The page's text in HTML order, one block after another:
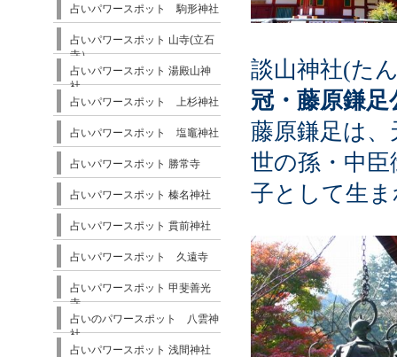
談山神社(た
冠・藤原鎌足
藤原鎌足は
世の孫・中
子として生
占いパワースポット 駒形神社
占いパワースポット 山寺(立石
寺）
占いパワースポット 湯殿山神
社
占いパワースポット 上杉神社
占いパワースポット 塩竈神社
占いパワースポット 勝常寺
占いパワースポット 榛名神社
占いパワースポット 貫前神社
占いパワースポット 久遠寺
占いパワースポット 甲斐善光
寺
占いのパワースポット 八雲神
社
占いパワースポット 浅間神社